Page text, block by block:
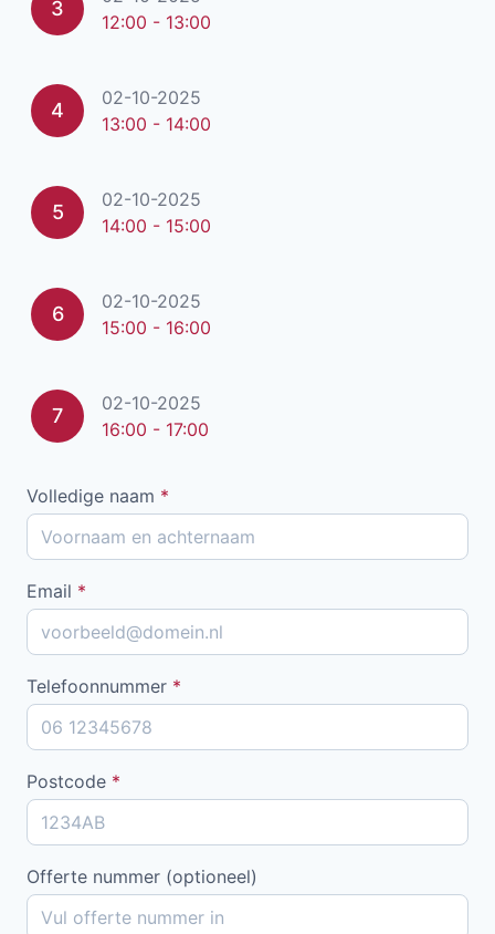
3
12:00 - 13:00
4
02-10-2025
13:00 - 14:00
5
02-10-2025
14:00 - 15:00
6
02-10-2025
15:00 - 16:00
7
02-10-2025
16:00 - 17:00
Volledige naam *
Email *
Telefoonnummer *
Postcode *
Offerte nummer (optioneel)